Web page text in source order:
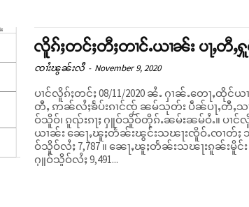
လိူၵ်ႈတင်ႈတီႈတၢင်ႉယၢၼ်း ပႃႇတီႇ
ၸၢႆးၽွၼ်းလီ - November 9, 2020
ပၢင်လိူၵ်ႈတင်ႈ 08/11/2020 ၼႆႉ ႁၢၼ်ႉတေႃႇထိုင်
တီႇ ဢၼ်လႆႈၶႅပ်းၵၢင်ၸႂ် ၼမ်သုတ်း ပဵၼ်ပႃႇတီႇသၢ
ဝ်သိူဝ်၊ ၵူၺ်းၵႃႈ ႁူဝ်သိူဝ်တိုၵ်ႉၼမ်းၼမ်ဝႆႉ။ ပၢင်လိူၵ်ႈတင်ႈတီႈတၢင်ႉ
ယၢၼ်း ၼေႃႇၽူႈတႅၼ်းၽွင်းသၽႃးၸိူဝ်ႉၸၢတ်ႈ သ
ဝ်သိူဝ်လႆႈ 7,787 ။ ၼေႃႇၽူႈတႅၼ်းသၽႃးၵူၼ်းမိူင်း
ႁူဝ်သိူဝ်လႆႈ 9,491...